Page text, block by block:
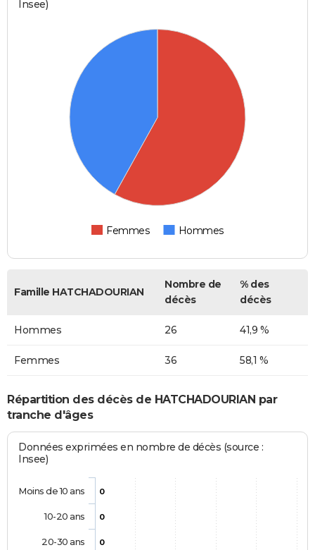
Insee)
Femmes Hommes
Famille HATCHADOURIAN
Nombre de
décès
% des
décès
Hommes 26 41,9 %
Femmes 36 58,1 %
Répartition des décès de HATCHADOURIAN par
tranche d'âges
Données exprimées en nombre de décès (source :
Insee)
0
0
0
Moins de 10 ans
10-20 ans
20-30 ans